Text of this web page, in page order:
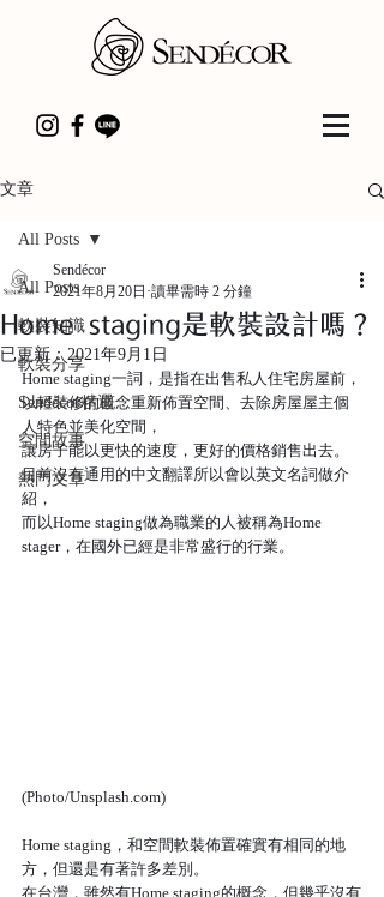
文章
All Posts
軟裝知識
軟裝分享
Sendécor精選
空間故事
熱門文章
All Posts
Home staging是軟裝設計嗎？
Sendécor
2021年8月20日 讀畢需時 2 分鐘
已更新：2021年9月1日
Home staging一詞，是指在出售私人住宅房屋前，
以輕裝修的概念重新佈置空間、去除房屋屋主個
人特色並美化空間，
讓房子能以更快的速度，更好的價格銷售出去。
目前沒有通用的中文翻譯所以會以英文名詞做介
紹，
而以Home staging做為職業的人被稱為Home
stager，在國外已經是非常盛行的行業。
(Photo/Unsplash.com)
Home staging，和空間軟裝佈置確實有相同的地
方，但還是有著許多差別。